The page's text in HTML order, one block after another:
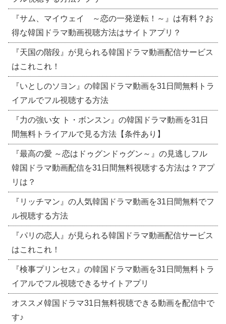
『サム、マイウェイ ～恋の一発逆転！～』は有料？お
得な韓国ドラマ動画視聴方法はサイトアプリ？
『天国の階段』が見られる韓国ドラマ動画配信サービス
はこれこれ！
『いとしのソヨン』の韓国ドラマ動画を31日間無料トラ
イアルでフル視聴する方法
『力の強い女 ト・ボンスン』の韓国ドラマ動画を31日
間無料トライアルで見る方法【条件あり】
『最高の愛 ～恋はドゥグンドゥグン～』の見逃しフル
韓国ドラマ動画配信を31日間無料視聴する方法は？アプ
リは？
『リッチマン』の人気韓国ドラマ動画を31日間無料でフ
ル視聴する方法
『パリの恋人』が見られる韓国ドラマ動画配信サービス
はこれこれ！
『検事プリンセス』の韓国ドラマ動画を31日間無料トラ
イアルでフル視聴できるサイトアプリ
オススメ韓国ドラマ31日無料視聴できる動画を配信中で
す♪